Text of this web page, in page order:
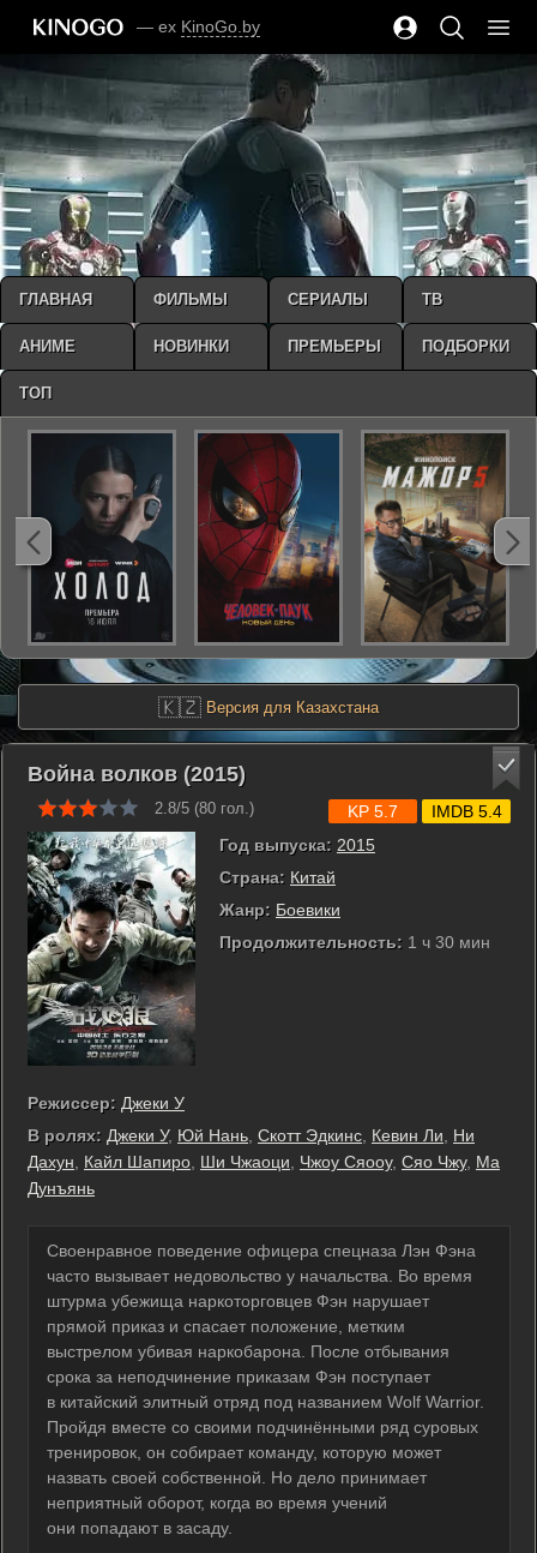
— ex KinoGo.by
🇰🇿 Версия для Казахстана
Война волков (2015)
2.8/5 (80 гол.)
Год выпуска: 2015
Страна: Китай
Жанр: Боевики
Продолжительность: 1 ч 30 мин
KP 5.7 IMDB 5.4
Режиссер: Джеки У
В ролях: Джеки У, Юй Нань, Скотт Эдкинс, Кевин Ли, Ни
Дахун, Кайл Шапиро, Ши Чжаоци, Чжоу Сяооу, Сяо Чжу, Ма
Дунъянь
Своенравное поведение офицера спецназа Лэн Фэна
часто вызывает недовольство у начальства. Во время
штурма убежища наркоторговцев Фэн нарушает
прямой приказ и спасает положение, метким
выстрелом убивая наркобарона. После отбывания
срока за неподчинение приказам Фэн поступает
в китайский элитный отряд под названием Wolf Warrior.
Пройдя вместе со своими подчинёнными ряд суровых
тренировок, он собирает команду, которую может
назвать своей собственной. Но дело принимает
неприятный оборот, когда во время учений
они попадают в засаду.
ГЛАВНАЯ ФИЛЬМЫ СЕРИАЛЫ ТВ
АНИМЕ НОВИНКИ ПРЕМЬЕРЫ ПОДБОРКИ
ТОП